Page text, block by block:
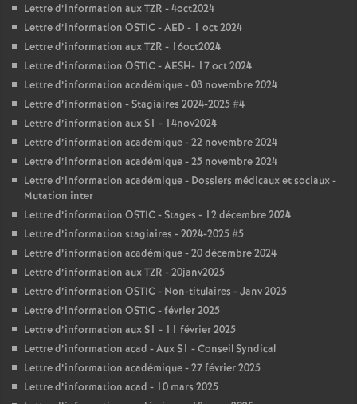
Lettre d’information aux TZR - 4oct2024
Lettre d’information OSTIC - AED - 1 oct 2024
Lettre d’information aux TZR - 16oct2024
Lettre d’information OSTIC - AESH- 17 oct 2024
Lettre d’information académique - 08 novembre 2024
Lettre d’information - Stagiaires 2024-2025 #4
Lettre d’information aux S1 - 14nov2024
Lettre d’information académique - 22 novembre 2024
Lettre d’information académique - 25 novembre 2024
Lettre d’information académique - Dossiers médicaux et sociaux -
Mutation inter
Lettre d’information OSTIC - Stages - 12 décembre 2024
Lettre d’information stagiaires - 2024-2025 #5
Lettre d’information académique - 20 décembre 2024
Lettre d’information aux TZR - 20janv2025
Lettre d’information OSTIC - Non-titulaires - Janv 2025
Lettre d’information OSTIC - février 2025
Lettre d’information aux S1 - 11 février 2025
Lettre d’information acad - Aux S1 - Conseil Syndical
Lettre d’information académique - 27 février 2025
Lettre d’information acad - 10 mars 2025